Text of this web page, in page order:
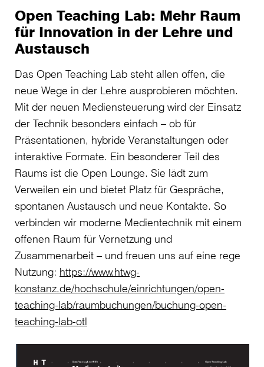
Open Teaching Lab: Mehr Raum
für Innovation in der Lehre und
Austausch
Das Open Teaching Lab steht allen offen, die
neue Wege in der Lehre ausprobieren möchten.
Mit der neuen Mediensteuerung wird der Einsatz
der Technik besonders einfach – ob für
Präsentationen, hybride Veranstaltungen oder
interaktive Formate. Ein besonderer Teil des
Raums ist die Open Lounge. Sie lädt zum
Verweilen ein und bietet Platz für Gespräche,
spontanen Austausch und neue Kontakte. So
verbinden wir moderne Medientechnik mit einem
offenen Raum für Vernetzung und
Zusammenarbeit – und freuen uns auf eine rege
Nutzung: https://www.htwg-
konstanz.de/hochschule/einrichtungen/open-
teaching-lab/raumbuchungen/buchung-open-
teaching-lab-otl